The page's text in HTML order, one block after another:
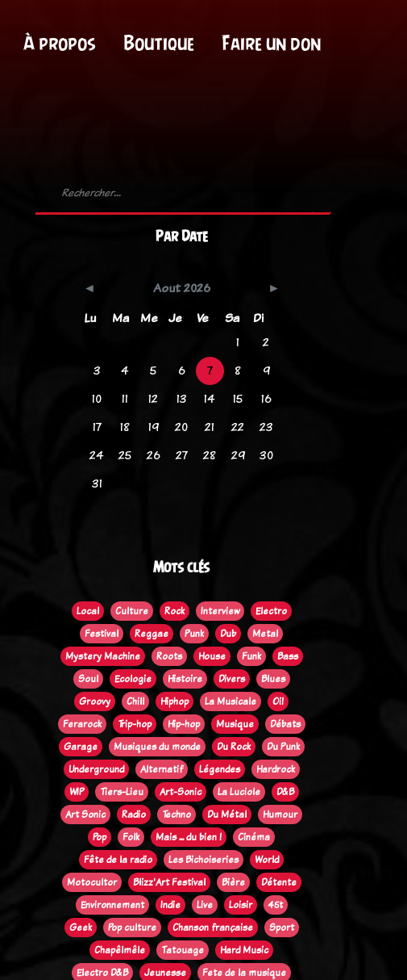
À propos Boutique Faire un don
Par Date
Aout 2026
Lu
Ma Me Je Ve Sa
Di
1
2
3
4 5 6 7 8
9
10
11 12 13 14 15
16
17
18 19 20 21 22
23
24
25 26 27 28 29
30
31
Mots clés
Local Culture Rock Interview
Electro
Festival
Reggae Punk Dub
Metal
Mystery Machine
Roots House Funk
Bass
Soul
Ecologie Histoire Divers
Blues
Groovy
Chill Hiphop La Musicale
Oi!
Ferarock
Trip-hop Hip-hop Musique
Débats
Garage
Musiques du monde Du Rock
Du Punk
Underground
Alternatif Légendes
Hardrock
WIP
Tiers-Lieu Art-Sonic La Luciole
D&B
Art Sonic
Radio Techno Du Métal
Humour
Pop
Folk Mais ... du bien !
Cinéma
Fête de la radio
Les Bichoiseries
World
Motocultor
Blizz'Art Festival Bière
Détente
Environnement
Indie Live Loisir
45t
Geek
Pop culture Chanson française
Sport
Chapêlmêle
Tatouage
Hard Music
Electro D&B
Jeunesse
Fete de la musique